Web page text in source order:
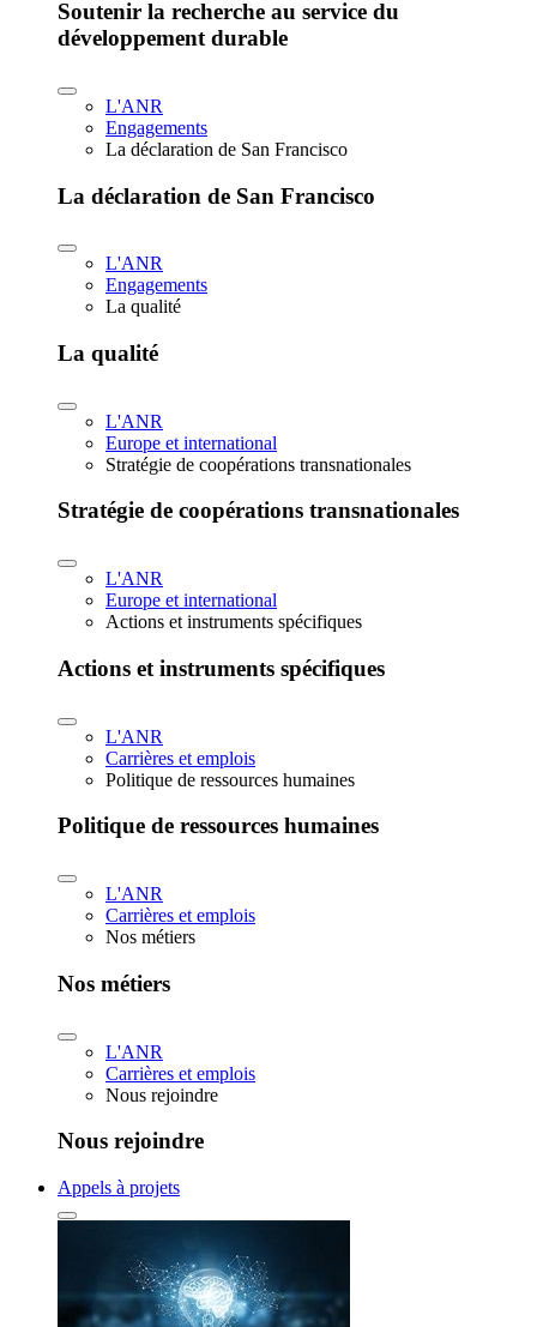
Soutenir la recherche au service du
développement durable
L'ANR
Engagements
La déclaration de San Francisco
La déclaration de San Francisco
L'ANR
Engagements
La qualité
La qualité
L'ANR
Europe et international
Stratégie de coopérations transnationales
Stratégie de coopérations transnationales
L'ANR
Europe et international
Actions et instruments spécifiques
Actions et instruments spécifiques
L'ANR
Carrières et emplois
Politique de ressources humaines
Politique de ressources humaines
L'ANR
Carrières et emplois
Nos métiers
Nos métiers
L'ANR
Carrières et emplois
Nous rejoindre
Nous rejoindre
Appels à projets